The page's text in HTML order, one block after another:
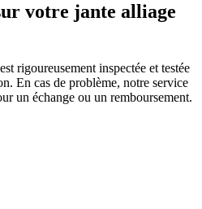
votre jante alliage
rigoureusement inspectée et testée
En cas de problème, notre service
un échange ou un remboursement.